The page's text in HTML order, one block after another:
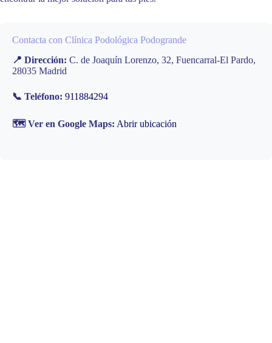
Contacta con Clínica Podológica Podogrande
📍 Dirección: C. de Joaquín Lorenzo, 32, Fuencarral-El Pardo,
28035 Madrid
📞 Teléfono: 911884294
🗺️ Ver en Google Maps: Abrir ubicación